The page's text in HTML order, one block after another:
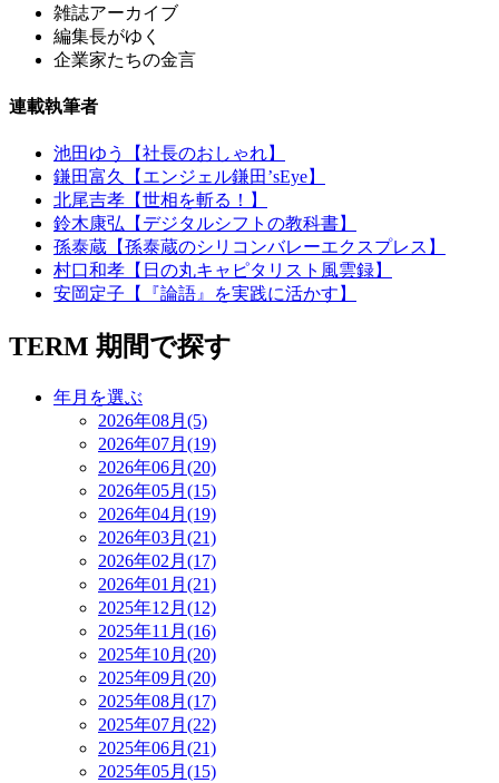
雑誌アーカイブ
編集長がゆく
企業家たちの金言
連載執筆者
池田ゆう【社長のおしゃれ】
鎌田富久【エンジェル鎌田’sEye】
北尾吉孝【世相を斬る！】
鈴木康弘【デジタルシフトの教科書】
孫泰蔵【孫泰蔵のシリコンバレーエクスプレス】
村口和孝【日の丸キャピタリスト風雲録】
安岡定子【『論語』を実践に活かす】
TERM 期間で探す
年月を選ぶ
2026年08月(5)
2026年07月(19)
2026年06月(20)
2026年05月(15)
2026年04月(19)
2026年03月(21)
2026年02月(17)
2026年01月(21)
2025年12月(12)
2025年11月(16)
2025年10月(20)
2025年09月(20)
2025年08月(17)
2025年07月(22)
2025年06月(21)
2025年05月(15)